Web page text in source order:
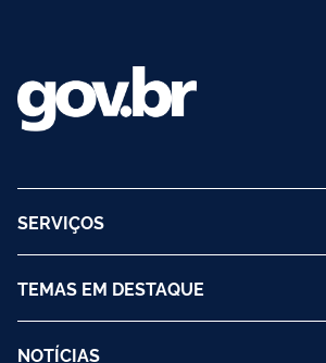
SERVIÇOS
TEMAS EM DESTAQUE
NOTÍCIAS